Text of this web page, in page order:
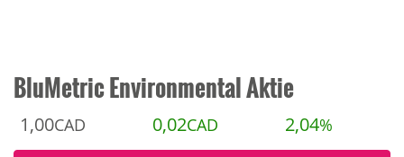
BluMetric Environmental Aktie
1,00CAD 0,02CAD 2,04%